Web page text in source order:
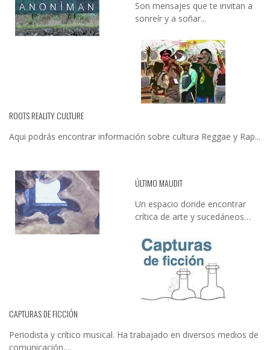
Son mensajes que te invitan a
sonreír y a soñar...
ROOTS REALITY CULTURE
Aqui podrás encontrar información sobre cultura Reggae y Rap...
ÚLTIMO MAUDIT
Un espacio donde encontrar
crítica de arte y sucedáneos…
CAPTURAS DE FICCIÓN
Periodista y crítico musical. Ha trabajado en diversos medios de
comunicación,...